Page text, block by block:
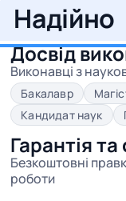
Надійно
Досвід
Виконавці з
Бакалавр
Кандидат наук
Гарантія
Безкоштовні
роботи